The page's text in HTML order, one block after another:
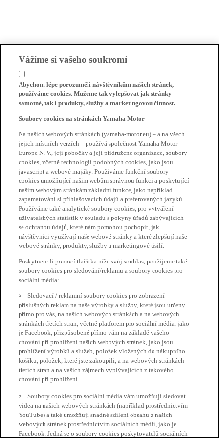
Vážíme si vašeho soukromí
Abychom lépe porozuměli návštěvníkům našich stránek,
používáme cookies. Můžeme tak vylepšovat jak stránky
samotné, tak i produkty, služby a marketingovou činnost.
Soubory cookies na stránkách Yamaha Motor
Na našich webových stránkách (yamaha-motor.eu) – a na všech
jejich místních verzích – používá společnost Yamaha Motor
Europe N. V., její pobočky a její přidružené organizace, soubory
cookies, včetně technologií podobných cookies, jako jsou
javascript a webové majáky. Používáme funkční soubory
cookies umožňující našim webům správnou funkci a poskytující
našim webovým stránkám základní funkce, jako například
zapamatování si přihlašovacích údajů a preferovaných jazyků.
Používáme také analytické soubory cookies, pro vytváření
uživatelských statistik v souladu s pokyny úřadů zabývajících
se ochranou údajů, které nám pomohou pochopit, jak
návštěvníci využívají naše webové stránky a které zlepšují naše
webové stránky, produkty, služby a marketingové úsilí.
Poskytnete-li pomocí tlačítka níže svůj souhlas, použijeme také
soubory cookies pro sledování/reklamu a soubory cookies pro
sociální média:
Sledovací / reklamní soubory cookies pro zobrazení
příslušných reklam na naše výrobky a služby, které jsou určeny
přímo pro vás, na našich webových stránkách a na webových
stránkách třetích stran, včetně platforem pro sociální média, jako
je Facebook, přizpůsobené přímo vám na základě vašeho
chování při prohlížení našich webových stránek, jako jsou
prohlížení výrobků a služeb, položek vložených do nákupního
košíku, položek, které jste zakoupili, a na webových stránkách
třetích stran a na vašich zájmech vyplývajících z takového
chování při prohlížení.
Soubory cookies pro sociální média vám umožňují sledovat
videa na našich webových stránkách (například prostřednictvím
YouTube) a také umožňují snadné sdílení obsahu z našich
webových stránek prostřednictvím sociálních médií, jako je
Facebook. Jedná se o soubory cookies poskytovatelů sociálních